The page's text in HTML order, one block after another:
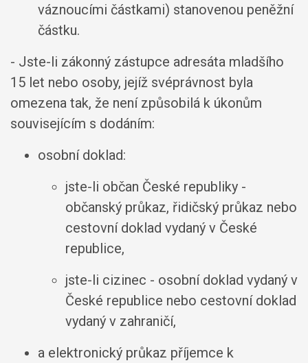
váznoucími částkami) stanovenou peněžní
částku.
- Jste-li zákonný zástupce adresáta mladšího
15 let nebo osoby, jejíž svéprávnost byla
omezena tak, že není způsobilá k úkonům
souvisejícím s dodáním:
osobní doklad:
jste-li občan České republiky -
občanský průkaz, řidičský průkaz nebo
cestovní doklad vydaný v České
republice,
jste-li cizinec - osobní doklad vydaný v
České republice nebo cestovní doklad
vydaný v zahraničí,
a elektronický průkaz příjemce k